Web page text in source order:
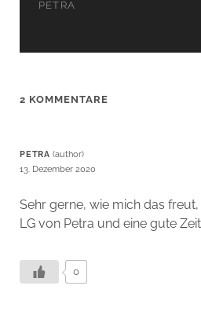
PETRA
2 KOMMENTARE
PETRA
13. Dezember 2020
Sehr gerne, wie mich das
LG von Petra und eine gute
0